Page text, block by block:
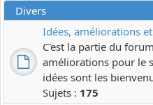
Divers
Idées, améliorations
C'est la partie du
améliorations pour le
idées sont les
Sujets : 175